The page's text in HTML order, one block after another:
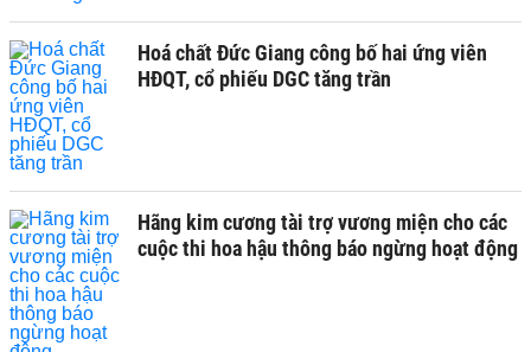
Hoá chất Đức Giang công bố hai ứng viên
HĐQT, cổ phiếu DGC tăng trần
Hãng kim cương tài trợ vương miện cho các
cuộc thi hoa hậu thông báo ngừng hoạt động